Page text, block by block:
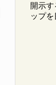
開示
ップを